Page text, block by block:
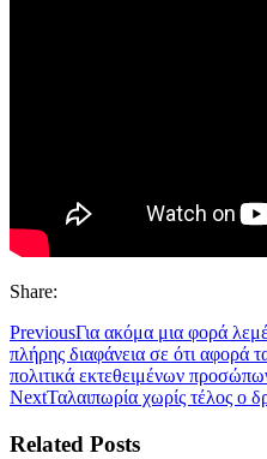
Share:
PreviousΓια ακόμα μια φορά
πλήρης διαφάνεια σε ότι αφορά
πολιτικά εκτεθειμένων
NextΤαλαιπωρία χωρίς τέλος ο
Related Posts